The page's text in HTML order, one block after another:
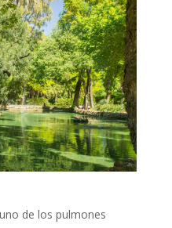
de los pulmones